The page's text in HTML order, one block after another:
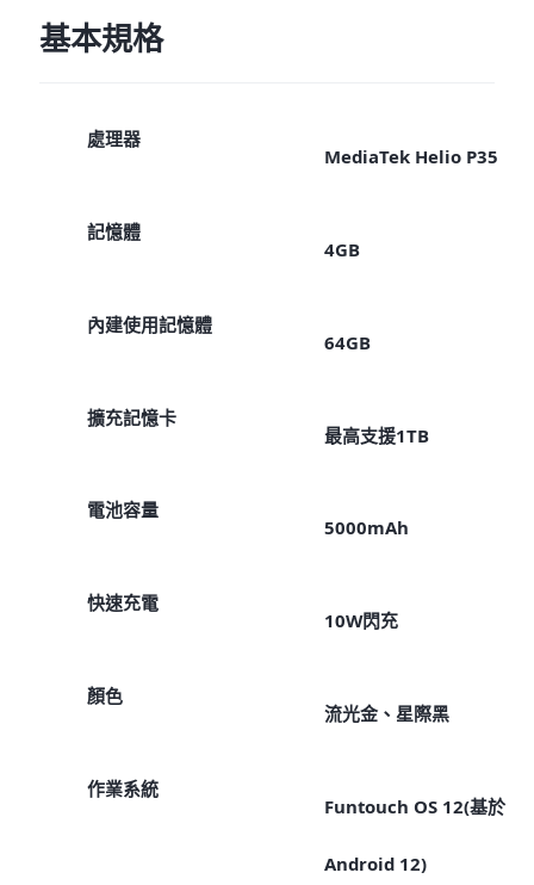
基本規格
處理器
MediaTek Helio P35
記憶體
4GB
內建使用記憶體
64GB
擴充記憶卡
最高支援1TB
電池容量
5000mAh
快速充電
10W閃充
顏色
流光金、星際黑
作業系統
Funtouch OS 12(基於
Android 12)